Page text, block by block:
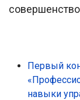
Первый
навыки